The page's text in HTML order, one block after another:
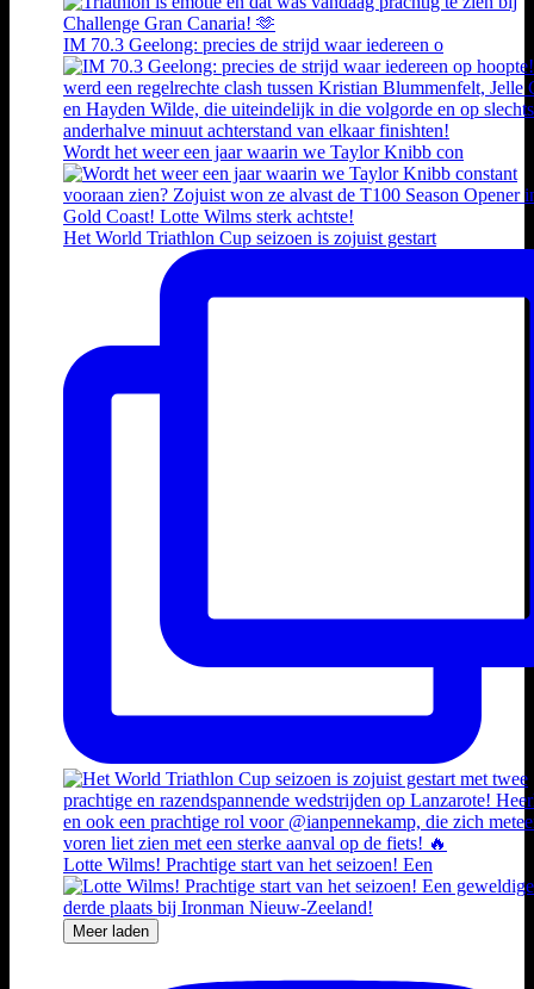
IM 70.3 Geelong: precies de strijd waar iedereen o
Wordt het weer een jaar waarin we Taylor Knibb con
Het World Triathlon Cup seizoen is zojuist gestart
Lotte Wilms! Prachtige start van het seizoen! Een
Meer laden